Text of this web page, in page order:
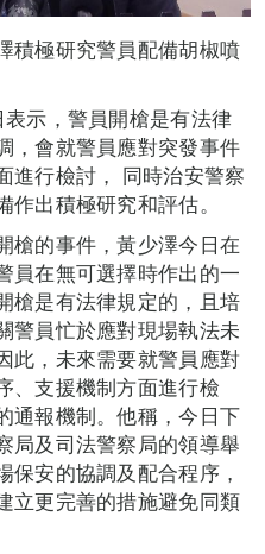
積極研究警員配備胡椒噴
示，警員開槍是有法律
，會就警員應對突發事件
進行檢討， 同時治安警察
出積極研究和評估。
槍的事件，黃少澤今日在
員在無可選擇時作出的一
槍是有法律規定的，且培
警員忙於應對現場執法未
此，未來需要就警員應對
、支援機制方面進行檢
通報機制。他稱，今日下
局及司法警察局的領導舉
安的協調及配合程序，
立更完善的措施避免同類